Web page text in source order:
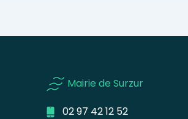
Mairie de Surzur
02 97 42 12 52